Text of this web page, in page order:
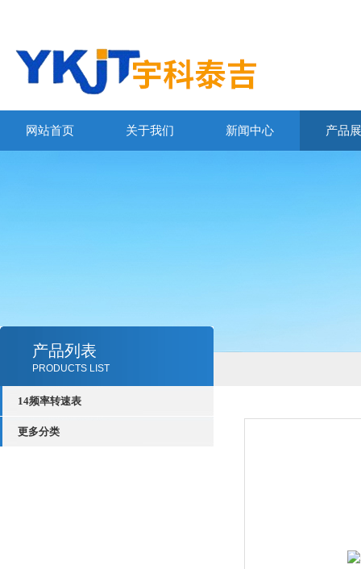
网站首页 关于我们 新闻中心 产品
产品列表
PRODUCTS LIST
14频率转速表
更多分类